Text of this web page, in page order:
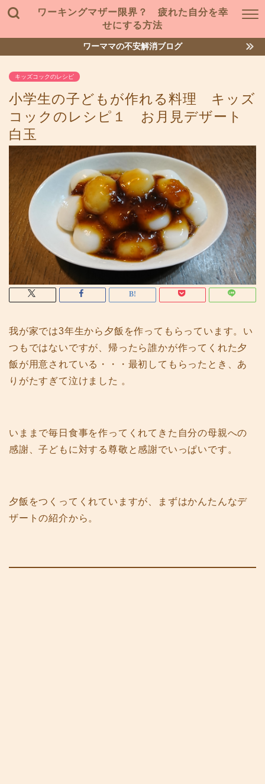
ワーキングマザー限界？ 疲れた自分を幸
せにする方法
ワーママの不安解消ブログ
キッズコックのレシピ
小学生の子どもが作れる料理 キッズ
コックのレシピ１ お月見デザート
白玉
我が家では3年生から夕飯を作ってもらっています。い
つもではないですが、帰ったら誰かが作ってくれた夕
飯が用意されている・・・最初してもらったとき、あ
りがたすぎて泣けました 。
いままで毎日食事を作ってくれてきた自分の母親への
感謝、子どもに対する尊敬と感謝でいっぱいです。
夕飯をつくってくれていますが、まずはかんたんなデ
ザートの紹介から。